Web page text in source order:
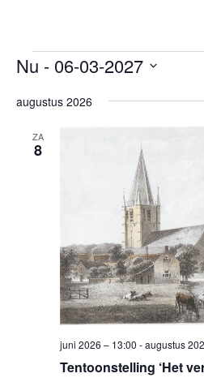
Evenementen
Nu - 06-03-2027
een
augustus 2026
ZA
8
Tentoonstelling ‘Het
juni 2026 – 13:00 -augustus